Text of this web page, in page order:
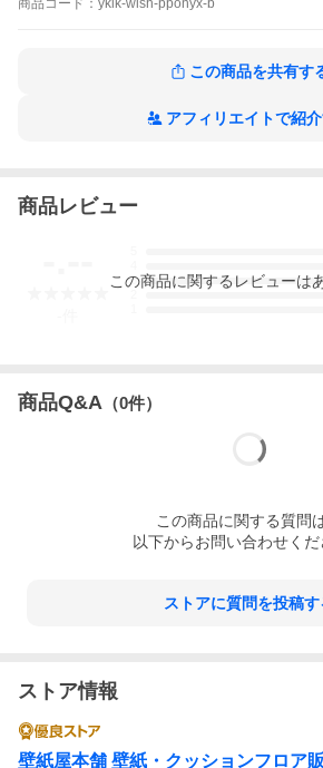
▼施工上のご注意
・砂壁や聚落壁などの塗壁には直接貼る事
・施工の前に必ずデザインの向きをお確か
て下さい。勢いよくはがすと下地の壁紙を
賃貸 シール壁紙 壁紙シール ステッカー 貼
ル トロピカル バナナリーフ 黒 緑 ブラック
wallshoppe(ウォールショップ) /
商品 コード： ykik-wlsh-pponyx-b
この商品を共有す
アフィリエイトで紹
商品レビュー
3
この商品に関するレビューは
商品Q&A （0件）
この商品に関する質問は
以下からお問い合わせくだ
ストアに質問を投稿す
ストア情報
壁紙屋本舗 壁紙・クッションフロア